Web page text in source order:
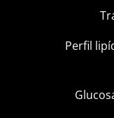
Perfil